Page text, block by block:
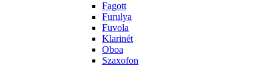
Fagott
Furulya
Fuvola
Klarinét
Oboa
Szaxofon